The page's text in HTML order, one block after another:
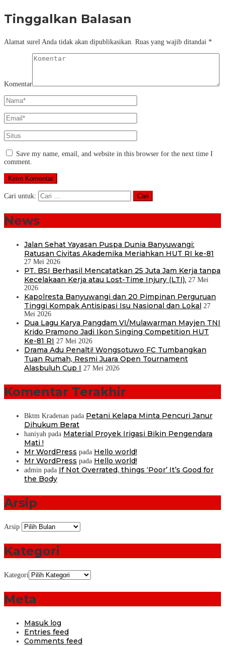
Tinggalkan Balasan
Alamat surel Anda tidak akan dipublikasikan. Ruas yang wajib ditandai *
Komentar
Save my name, email, and website in this browser for the next time I
comment.
Cari untuk:
News
Jalan Sehat Yayasan Puspa Dunia Banyuwangi:
Ratusan Civitas Akademika Meriahkan HUT RI ke-81
27 Mei 2026
PT. BSI Berhasil Mencatatkan 25 Juta Jam Kerja tanpa
Kecelakaan Kerja atau Lost-Time Injury (LTI). 27 Mei
2026
Kapolresta Banyuwangi dan 20 Pimpinan Perguruan
Tinggi Kompak Antisipasi Isu Nasional dan Lokal 27
Mei 2026
Dua Lagu Karya Pangdam VI/Mulawarman Mayjen TNI
Krido Pramono Jadi Ikon Singing Competition HUT
Ke-81 RI 27 Mei 2026
Drama Adu Penalti! Wongsotuwo FC Tumbangkan
Tuan Rumah, Resmi Juara Open Tournament
Alasbuluh Cup I 27 Mei 2026
Komentar Terakhir
Bktm Kradenan pada Petani Kelapa Minta Pencuri Janur
Dihukum Berat
haniyah pada Material Proyek Irigasi Bikin Pengendara
Mati !
Mr WordPress pada Hello world!
Mr WordPress pada Hello world!
admin pada If Not Overrated, things ‘Poor’ It’s Good for
the Body
Arsip
Arsip
Kategori
Kategori
Meta
Masuk log
Entries feed
Comments feed